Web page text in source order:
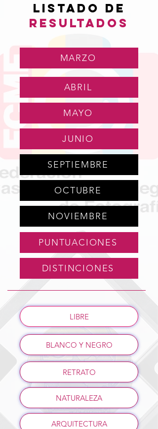
LISTADO DE
RESULTADOS
MARZO
ABRIL
MAYO
JUNIO
SEPTIEMBRE
OCTUBRE
NOVIEMBRE
PUNTUACIONES
DISTINCIONES
LIBRE
BLANCO Y NEGRO
RETRATO
NATURALEZA
ARQUITECTURA